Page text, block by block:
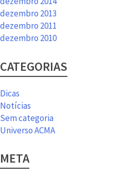
dezembro 2013
dezembro 2011
dezembro 2010
CATEGORIAS
Dicas
Notícias
Sem categoria
Universo ACMA
META